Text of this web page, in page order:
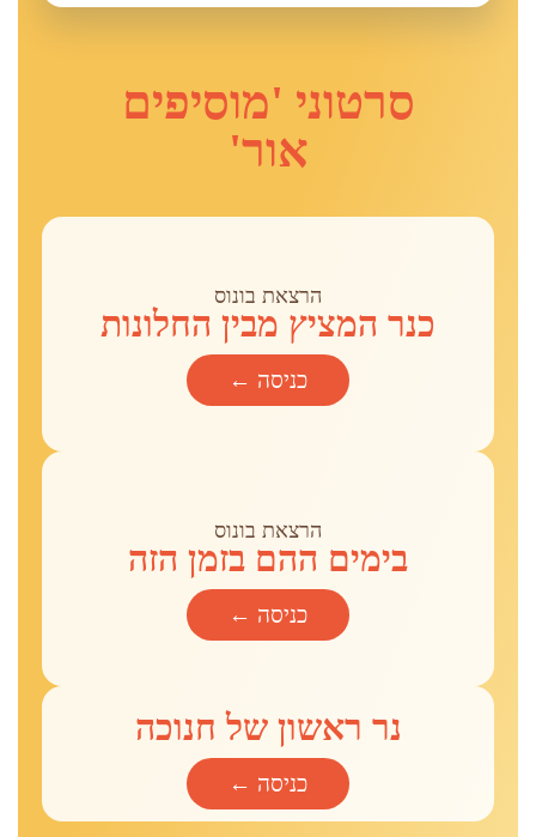
סרטוני 'מוסיפים
אור'
הרצאת בונוס
כנר המציץ מבין החלונות
כניסה ←
הרצאת בונוס
בימים ההם בזמן הזה
כניסה ←
נר ראשון של חנוכה
כניסה ←